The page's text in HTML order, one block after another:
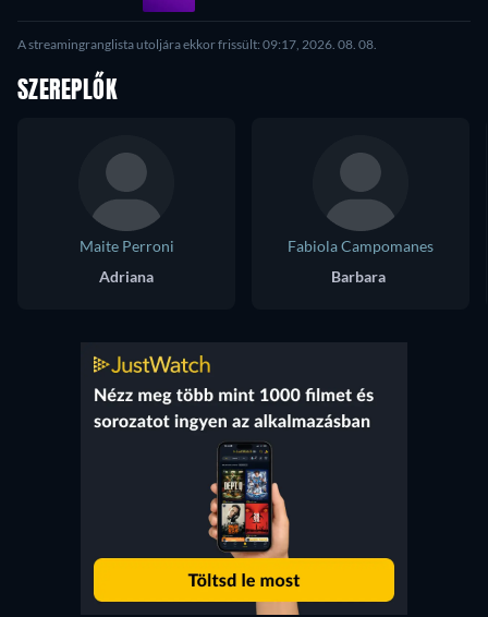
A streamingranglista utoljára ekkor frissült: 09:17, 2026. 08. 08.
SZEREPLŐK
Maite Perroni
Adriana
Fabiola Campomanes
Barbara